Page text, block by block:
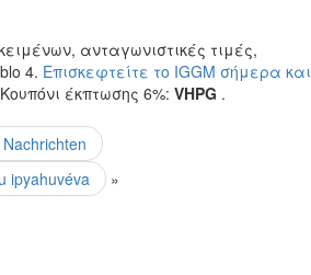
ανταγωνιστικές τιμές,
4. Επισκεφτείτε το IGGM σήμερα και
Κουπόνι έκπτωσης 6%: VHPG .
ipyahuvéva
»